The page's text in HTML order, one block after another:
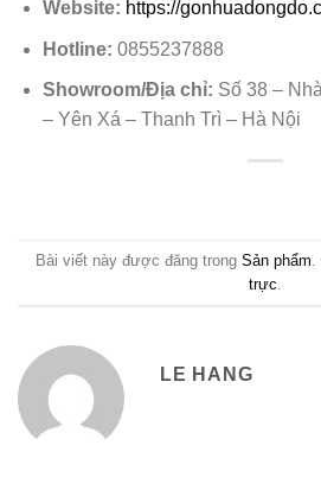
Website: https://
Hotline: 0855237888
Showroom/Địa chỉ: Số 38 –
– Yên Xá – Thanh Trì – Hà Nội
Bài viết này được đăng trong Sản phẩm
trực
LE HANG